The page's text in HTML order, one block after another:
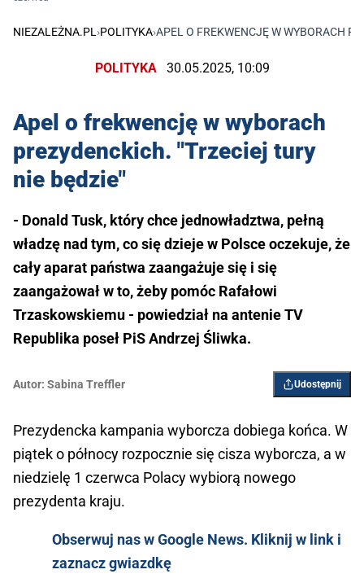
NIEZALEŻNA.PL ›POLITYKA›APEL O FREKWENCJĘ W WYBORACH
POLITYKA 30.05.2025, 10:09
Apel o frekwencję w wyborach
prezydenckich. "Trzeciej tury
nie będzie"
- Donald Tusk, który chce jednowładztwa, pełną
władzę nad tym, co się dzieje w Polsce oczekuje, że
cały aparat państwa zaangażuje się i się
zaangażował w to, żeby pomóc Rafałowi
Trzaskowskiemu - powiedział na antenie TV
Republika poseł PiS Andrzej Śliwka.
Autor: Sabina Treffler Udostępnij
Prezydencka kampania wyborcza dobiega końca. W
piątek o północy rozpocznie się cisza wyborcza, a w
niedzielę 1 czerwca Polacy wybiorą nowego
prezydenta kraju.
Obserwuj nas w Google News. Kliknij w link i
zaznacz gwiazdkę